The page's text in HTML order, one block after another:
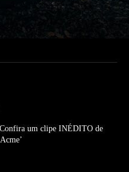
um clipe INÉDITO de